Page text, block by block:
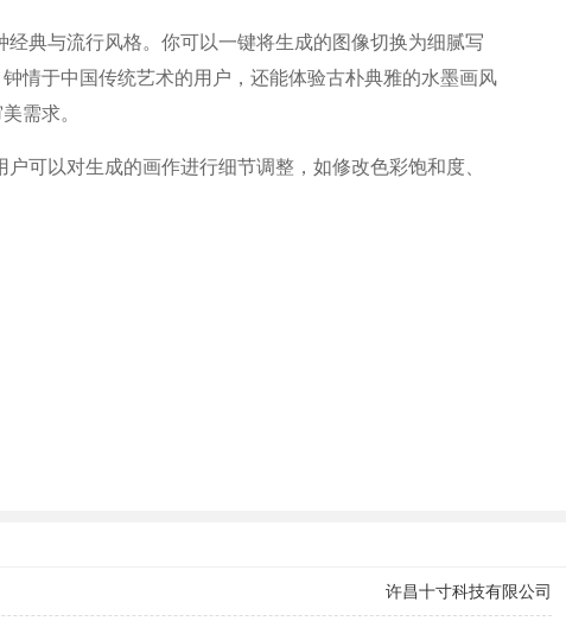
典与流行风格。你可以一键将生成的图像切换为细腻写
情于中国传统艺术的用户，还能体验古朴典雅的水墨画风
需求。
可以对生成的画作进行细节调整，如修改色彩饱和度、
许昌十寸科技有限公司